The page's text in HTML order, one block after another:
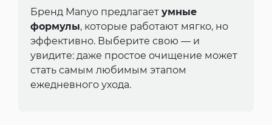
Бренд Manyo предлагает умные
формулы, которые работают мягко, но
эффективно. Выберите свою — и
увидите: даже простое очищение может
стать самым любимым этапом
ежедневного ухода.